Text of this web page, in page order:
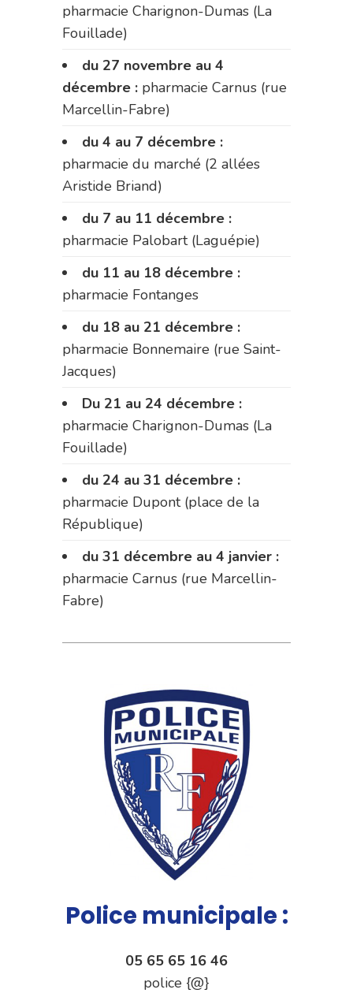
pharmacie Charignon-Dumas (La
Fouillade)
du 27 novembre au 4
décembre : pharmacie Carnus (rue
Marcellin-Fabre)
du 4 au 7 décembre :
pharmacie du marché (2 allées
Aristide Briand)
du 7 au 11 décembre :
pharmacie Palobart (Laguépie)
du 11 au 18 décembre :
pharmacie Fontanges
du 18 au 21 décembre :
pharmacie Bonnemaire (rue Saint-
Jacques)
Du 21 au 24 décembre :
pharmacie Charignon-Dumas (La
Fouillade)
du 24 au 31 décembre :
pharmacie Dupont (place de la
République)
du 31 décembre au 4 janvier :
pharmacie Carnus (rue Marcellin-
Fabre)
Police municipale :
05 65 65 16 46
police {@}